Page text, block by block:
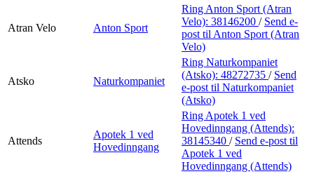
Atran Velo Anton Sport
Ring Anton Sport (Atran
Velo): 38146200 / Send e-
post til Anton Sport (Atran
Velo)
Atsko Naturkompaniet
Ring Naturkompaniet
(Atsko): 48272735 / Send
e-post til Naturkompaniet
(Atsko)
Attends
Apotek 1 ved
Hovedinngang
Ring Apotek 1 ved
Hovedinngang (Attends):
38145340 / Send e-post til
Apotek 1 ved
Hovedinngang (Attends)